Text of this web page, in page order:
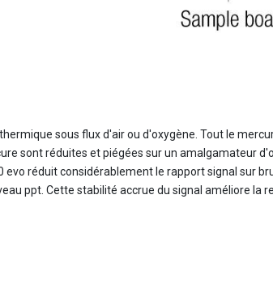
sous flux d'air ou d'oxygène. Tout le
sont réduites et piégées sur un amalgamateur
réduit considérablement le rapport signal sur
ppt. Cette stabilité accrue du signal améliore la